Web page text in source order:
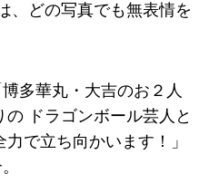
、どの写真でも無表情を
多華丸・大吉のお２人
の ドラゴンボール芸人と
で立ち向かいます！」